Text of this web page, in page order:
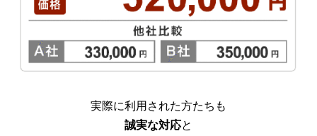
実際に利用された方たちも
誠実な対応と